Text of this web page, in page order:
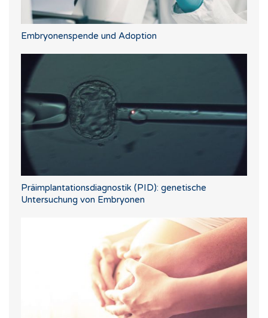
Embryonenspende und Adoption
Präimplantationsdiagnostik (PID): genetische
Untersuchung von Embryonen